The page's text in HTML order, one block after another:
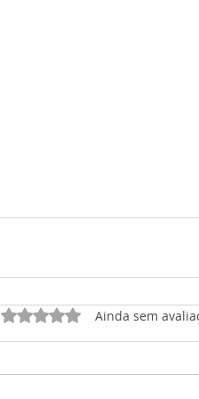
Avaliado com 0 de 5
Ainda sem